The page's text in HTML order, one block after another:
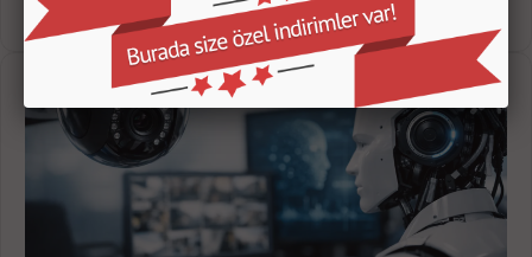
16 Temmuz 2026